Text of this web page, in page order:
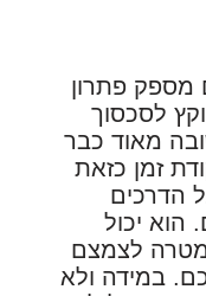
פתרון
לסכסוך
מאוד כבר
זמן כזאת
יכול
לצמצם
במידה ולא